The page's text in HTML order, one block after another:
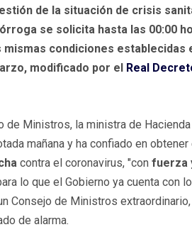
de la situación de crisis
se solicita hasta las 00:00
condiciones establecidas
modificado por el
Real
de Ministros, la ministra de
mañana y ha confiado en
contra el coronavirus, "con fuerza
lo que el Gobierno ya cuenta con
Consejo de Ministros
de alarma.